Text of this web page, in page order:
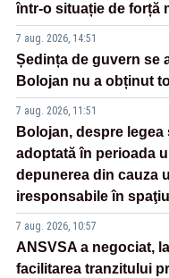
într-o situație de forță
7 aug. 2026, 14:51
Ședința de guvern se
Bolojan nu a obținut
7 aug. 2026, 11:51
Bolojan, despre
adoptată în perioada
depunerea din cauza
iresponsabile în
7 aug. 2026, 10:57
ANSVSA a negociat,
facilitarea tranzitului